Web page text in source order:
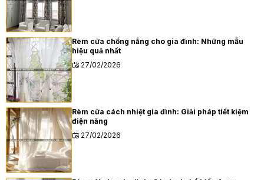
Rèm cửa chống nắng cho gia đình: Những mẫu
hiệu quả nhất
27/02/2026
Rèm cửa cách nhiệt gia đình: Giải pháp tiết kiệm
điện năng
27/02/2026